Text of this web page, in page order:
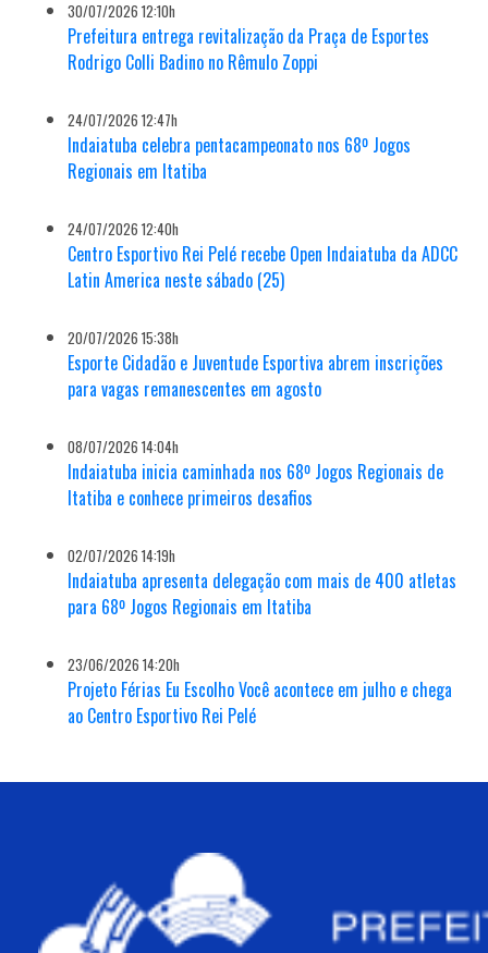
30/07/2026 12:10h
Prefeitura entrega revitalização da Praça de Esportes
Rodrigo Colli Badino no Rêmulo Zoppi
24/07/2026 12:47h
Indaiatuba celebra pentacampeonato nos 68º Jogos
Regionais em Itatiba
24/07/2026 12:40h
Centro Esportivo Rei Pelé recebe Open Indaiatuba da ADCC
Latin America neste sábado (25)
20/07/2026 15:38h
Esporte Cidadão e Juventude Esportiva abrem inscrições
para vagas remanescentes em agosto
08/07/2026 14:04h
Indaiatuba inicia caminhada nos 68º Jogos Regionais de
Itatiba e conhece primeiros desafios
02/07/2026 14:19h
Indaiatuba apresenta delegação com mais de 400 atletas
para 68º Jogos Regionais em Itatiba
23/06/2026 14:20h
Projeto Férias Eu Escolho Você acontece em julho e chega
ao Centro Esportivo Rei Pelé